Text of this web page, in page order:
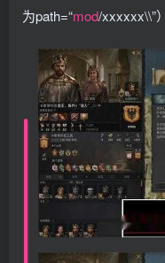
为path=“mod/xxxxxx\\”）